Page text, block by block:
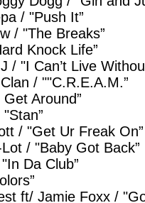
/ "Push It”
/ "The Breaks”
Knock Life”
/ "I Can’t Live
/ ""C.R.E.A.M.”
Around”
/ "Get Ur Freak On”
/ "Baby Got Back”
Da Club”
ft/ Jamie Foxx /